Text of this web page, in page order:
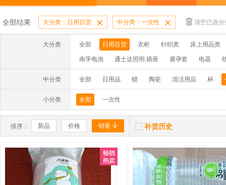
全部结果 大分类：日用百货  中分类：一次性  清空已选分
大分类 全部 日用百货 衣柜 针织类 床上用品类
南孚电池 通士达照明.插座 避孕套 电器
中分类 全部 日用品 锁 陶瓷 清洁用品 杯
小分类 全部 一次性
排序： 新品 价格 销量   补货历史